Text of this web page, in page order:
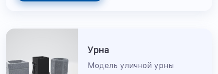
Урна
Модель уличной урны